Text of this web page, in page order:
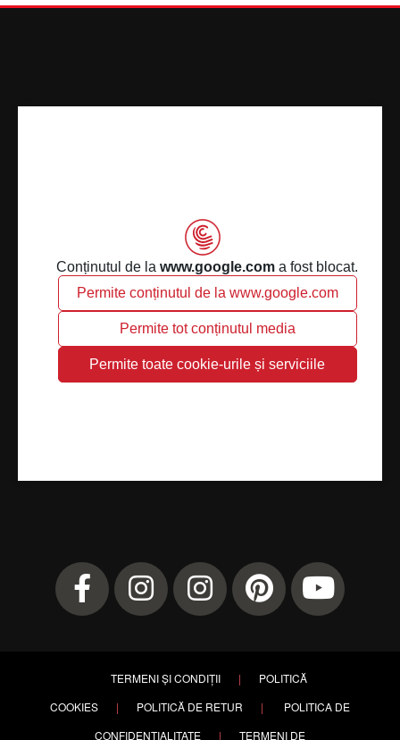
TERMENI ȘI CONDIȚII |
POLITICĂ
COOKIES
| POLITICĂ DE RETUR |
POLITICA DE
CONFIDENȚIALITATE
| TERMENI DE